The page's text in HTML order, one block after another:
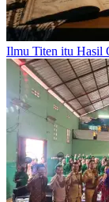
Ilmu Titen itu Hasil